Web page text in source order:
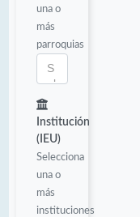
una o
más
parroquias
Institución
(IEU)
Selecciona
una o
más
instituciones